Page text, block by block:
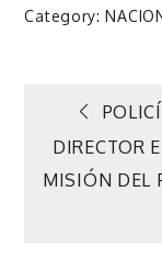
Category:
de
DIRECTOR
MISIÓN DEL